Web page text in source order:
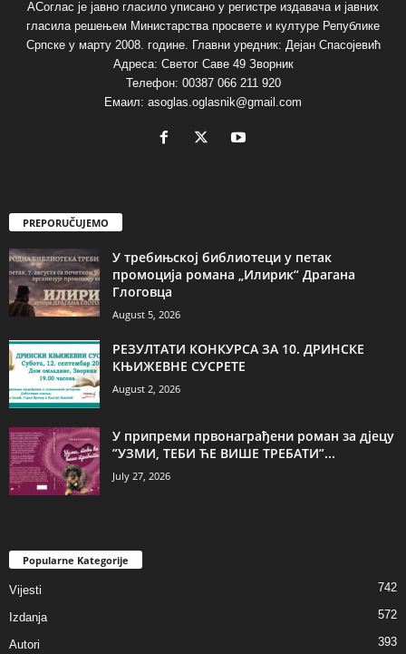
АСоглас је јавно гласило уписано у регистре издавача и јавних
гласила решењем Министарства просвете и културе Републике
Српске у марту 2008. године. Главни уредник: Дејан Спасојевић
Адреса: Светог Саве 49 Зворник
Телефон: 00387 066 211 920
Емаил: asoglas.oglasnik@gmail.com
PREPORUČUJEMO
У требињској библиотеци у петак
промоција романа „Илирик“ Драгана
Глоговца
August 5, 2026
РЕЗУЛТАТИ КОНКУРСА ЗА 10. ДРИНСКЕ
КЊИЖЕВНЕ СУСРЕТЕ
August 2, 2026
У припреми првонаграђени роман за дјецу
”УЗМИ, ТЕБИ ЋЕ ВИШЕ ТРЕБАТИ”...
July 27, 2026
Popularne Kategorije
Vijesti 742
Izdanja 572
Autori 393